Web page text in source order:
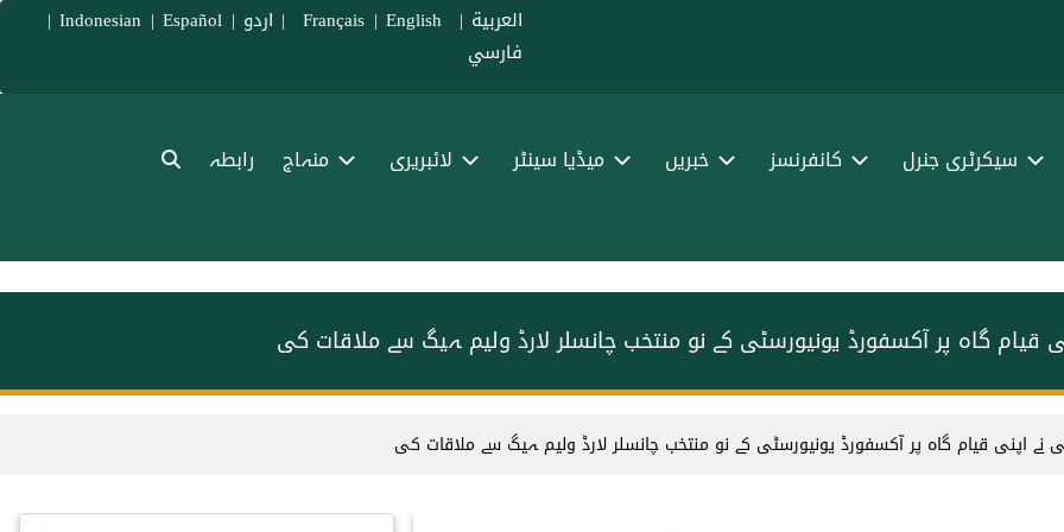
العربية |
Français
| English
| اردو |
Indonesian |Español
|
فارسي
سیکرٹری جنرل کانفرنسز خبریں میڈیا سینٹر لائبریری منہاج رابطہ
گاہ پر آکسفورڈ یونیورسٹی کے نو منتخب چانسلر لارڈ ولیم ہیگ سے ملاقات کی
اپنی قیام گاہ پر آکسفورڈ یونیورسٹی کے نو منتخب چانسلر لارڈ ولیم ہیگ سے ملاقات کی